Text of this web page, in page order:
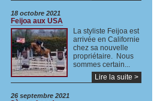
18 octobre 2021
Feijoa aux USA
La styliste Feijoa est
arrivée en Californie
chez sa nouvelle
propriétaire. Nous
sommes certain...
Lire la suite >
26 septembre 2021